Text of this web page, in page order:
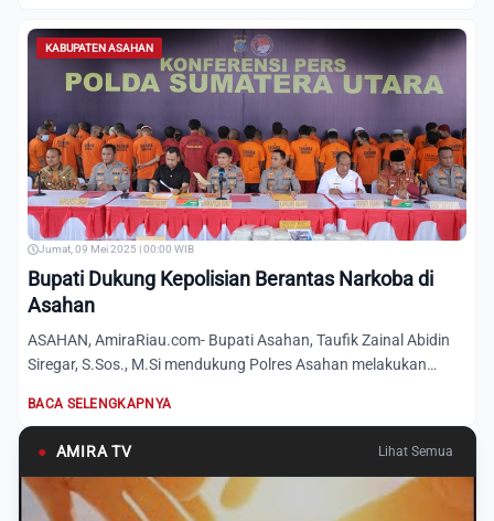
KABUPATEN ASAHAN
Jumat, 09 Mei 2025 | 00:00 WIB
Bupati Dukung Kepolisian Berantas Narkoba di
Asahan
ASAHAN, AmiraRiau.com- Bupati Asahan, Taufik Zainal Abidin
Siregar, S.Sos., M.Si mendukung Polres Asahan melakukan
BACA SELENGKAPNYA
● AMIRA TV Lihat Semua